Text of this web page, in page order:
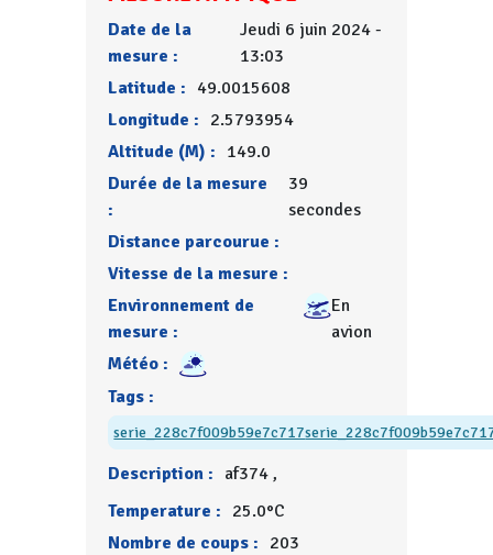
Date de la
mesure :
Jeudi 6 juin 2024 -
13:03
Latitude : 49.0015608
Longitude : 2.5793954
Altitude (M) : 149.0
Durée de la mesure
:
39
secondes
Distance parcourue :
Vitesse de la mesure :
Environnement de
mesure :
En
avion
Météo :
Tags :
serie_228c7f009b59e7c717
Description : af374 ,
Temperature : 25.0°C
Nombre de coups : 203